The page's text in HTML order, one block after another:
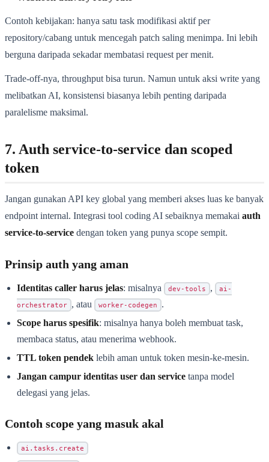
Contoh kebijakan: hanya satu task modifikasi aktif per
repository/cabang untuk mencegah patch saling menimpa. Ini lebih
berguna daripada sekadar membatasi request per menit.
Trade-off-nya, throughput bisa turun. Namun untuk aksi write yang
melibatkan AI, konsistensi biasanya lebih penting daripada
paralelisme maksimal.
7. Auth service-to-service dan scoped
token
Jangan gunakan API key global yang memberi akses luas ke banyak
endpoint internal. Integrasi tool coding AI sebaiknya memakai auth
service-to-service dengan token yang punya scope sempit.
Prinsip auth yang aman
Identitas caller harus jelas: misalnya dev-tools ,
ai-
orchestrator , atau worker-codegen
.
Scope harus spesifik: misalnya hanya boleh membuat task,
membaca status, atau menerima webhook.
TTL token pendek lebih aman untuk token mesin-ke-mesin.
Jangan campur identitas user dan service tanpa model
delegasi yang jelas.
Contoh scope yang masuk akal
ai.tasks.create